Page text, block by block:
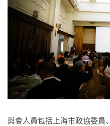
與會人員包括上海市政協委員